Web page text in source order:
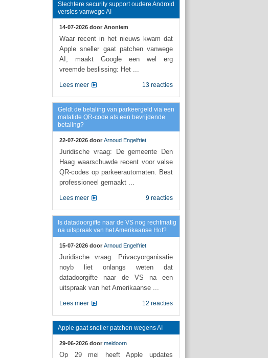
Slechtere security support oudere Android
versies vanwege AI
14-07-2026 door Anoniem
Waar recent in het nieuws kwam dat
Apple sneller gaat patchen vanwege
AI, maakt Google een wel erg
vreemde beslissing: Het ...
13 reacties
Lees meer
Geldt de betaling van parkeergeld via een
malafide QR-code als een bevrijdende
betaling?
22-07-2026 door Arnoud Engelfriet
Juridische vraag: De gemeente Den
Haag waarschuwde recent voor valse
QR-codes op parkeerautomaten. Best
professioneel gemaakt ...
9 reacties
Lees meer
Is datadoorgifte naar de VS nog rechtmatig
na uitspraak van het Amerikaanse Hof?
15-07-2026 door Arnoud Engelfriet
Juridische vraag: Privacyorganisatie
noyb liet onlangs weten dat
datadoorgifte naar de VS na een
uitspraak van het Amerikaanse ...
12 reacties
Lees meer
Apple gaat sneller patchen wegens AI
29-06-2026 door meidoorn
Op 29 mei heeft Apple updates